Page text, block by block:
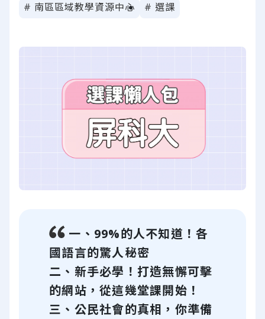
# 南區區域教學資源中心
# 選課
一、99%的人不知道！各
國語言的驚人秘密
二、新手必學！打造無懈可擊
的網站，從這幾堂課開始！
三、公民社會的真相，你準備